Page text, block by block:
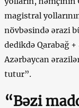
magistral
növbəsində ərazi
dedikdə Qarabağ
Azərbaycan
tutur”.
“Bəzi